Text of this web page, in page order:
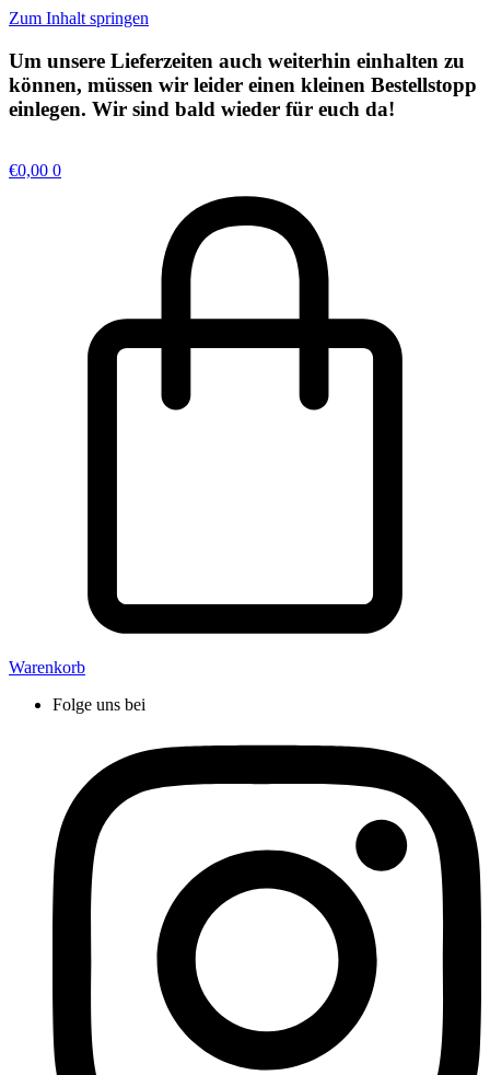
Zum Inhalt springen
Um unsere Lieferzeiten auch weiterhin einhalten zu
können, müssen wir leider einen kleinen Bestellstopp
einlegen. Wir sind bald wieder für euch da!
€0,00 0
Warenkorb
Folge uns bei